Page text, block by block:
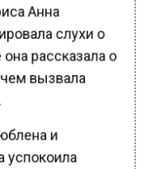
Анна
слухи о
рассказала о
вызвала
и
успокоила